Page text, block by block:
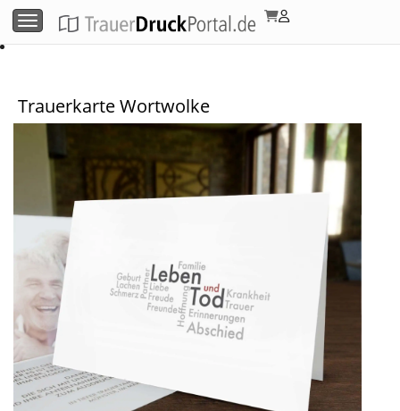
Menü umschalten
Trauerkarte Wortwolke